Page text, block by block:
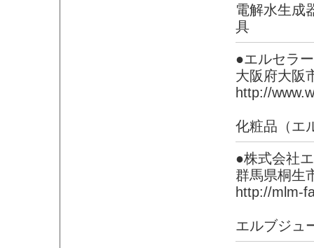
電解水生
具
●エルセラ
大阪府大阪
http://
化粧品（エ
●株式会社
群馬県桐生
http://mlm-
エルブジュ